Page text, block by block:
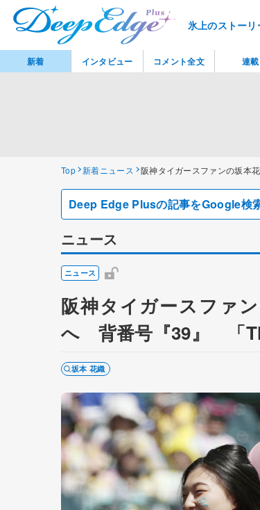
氷上のストー
Top 新着ニュース 阪神タイガースファンの坂本
Deep Edge Plusの記事をGoogle検
ニュース
ニュース
阪神タイガースファ
へ 背番号『39』 「
坂本 花織
新着 インタビュー コメント全文 連載